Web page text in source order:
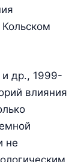
др., 1999-
влияния
не